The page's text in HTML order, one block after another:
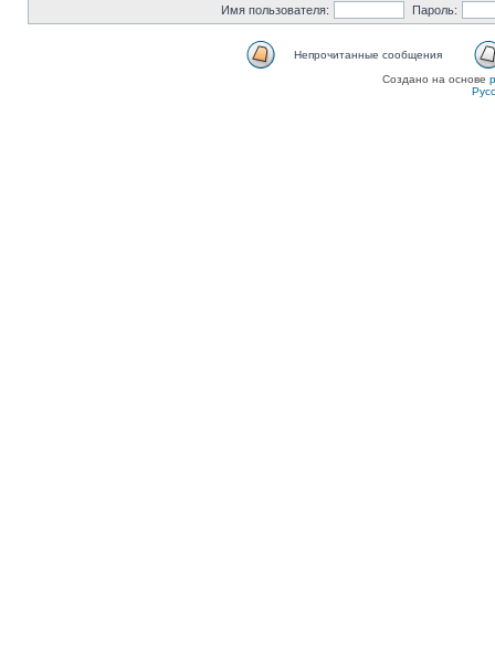
Имя пользователя: Пароль:
Непрочитанные сообщения
Создано на основе